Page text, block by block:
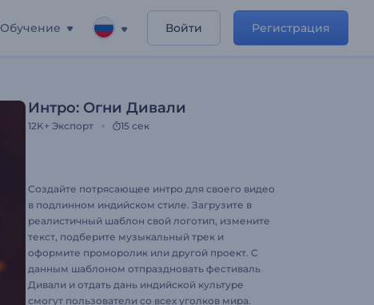
Обучение Войти Регистрация
Интро: Огни Дивали
12K+ Экспорт 15 сек
Создайте потрясающее интро для своего видео
в подлинном индийском стиле. Загрузите в
реалистичный шаблон свой логотип, измените
текст, подберите музыкальный трек и
оформите проморолик или другой проект. С
данным шаблоном отпраздновать фестиваль
Дивали и отдать дань индийской культуре
смогут пользователи со всех уголков мира.